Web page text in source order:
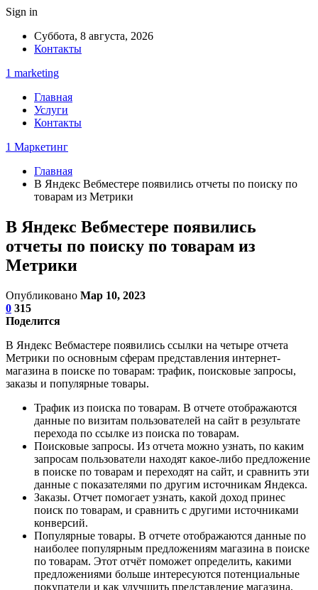
Sign in
Суббота, 8 августа, 2026
Контакты
1 marketing
Главная
Услуги
Контакты
1 Маркетинг
Главная
В Яндекс Вебместере появились отчеты по поиску по
товарам из Метрики
В Яндекс Вебместере появились
отчеты по поиску по товарам из
Метрики
Опубликовано Мар 10, 2023
0 315
Поделится
В Яндекс Вебмастере появились ссылки на четыре отчета
Метрики по основным сферам представления интернет-
магазина в поиске по товарам: трафик, поисковые запросы,
заказы и популярные товары.
Трафик из поиска по товарам. В отчете отображаются
данные по визитам пользователей на сайт в результате
перехода по ссылке из поиска по товарам.
Поисковые запросы. Из отчета можно узнать, по каким
запросам пользователи находят какое-либо предложение
в поиске по товарам и переходят на сайт, и сравнить эти
данные с показателями по другим источникам Яндекса.
Заказы. Отчет помогает узнать, какой доход принес
поиск по товарам, и сравнить с другими источниками
конверсий.
Популярные товары. В отчете отображаются данные по
наиболее популярным предложениям магазина в поиске
по товарам. Этот отчёт поможет определить, какими
предложениями больше интересуются потенциальные
покупатели и как улучшить представление магазина.